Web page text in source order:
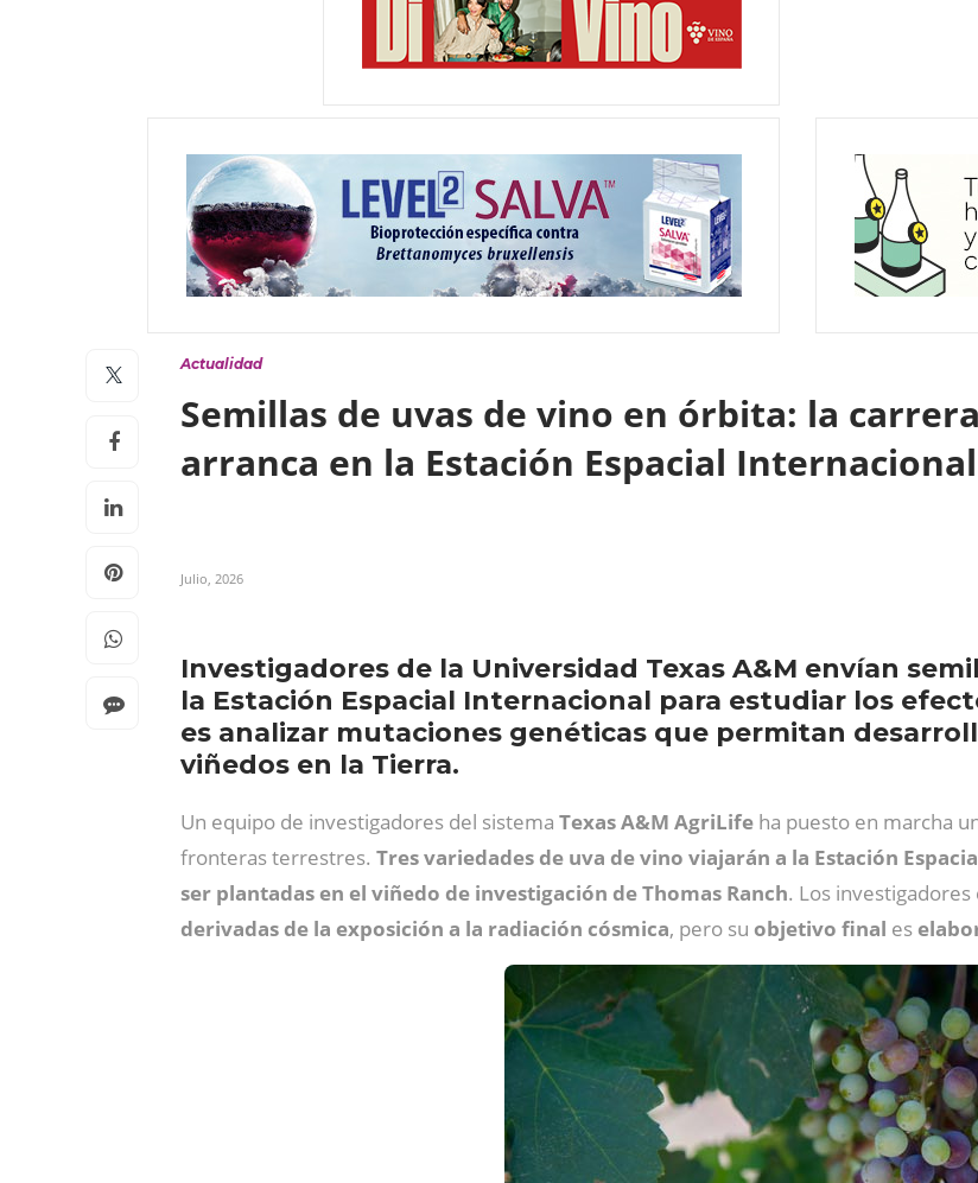
Actualidad
Semillas de uvas de vino en órbita: la
arranca en la Estación Espacial Internacional
Julio, 2026
Investigadores de la Universidad Texas A&M envían
la Estación Espacial Internacional para estudiar los
es analizar mutaciones genéticas que permitan
viñedos en la Tierra.
Un equipo de investigadores del sistema Texas A&M AgriLife ha puesto en marcha
fronteras terrestres. Tres variedades de uva de vino viajarán a la Estación
ser plantadas en el viñedo de investigación de Thomas Ranch. Los
derivadas de la exposición a la radiación cósmica, pero su objetivo final es